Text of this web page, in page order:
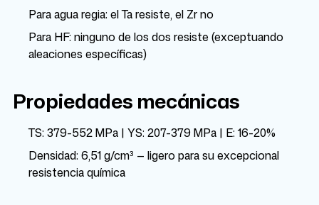
Para agua regia: el Ta resiste, el Zr no
Para HF: ninguno de los dos resiste (exceptuando
aleaciones específicas)
Propiedades mecánicas
TS: 379-552 MPa | YS: 207-379 MPa | E: 16-20%
Densidad: 6,51 g/cm³ — ligero para su excepcional
resistencia química